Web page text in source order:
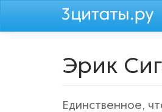
Эрик
Единственное,